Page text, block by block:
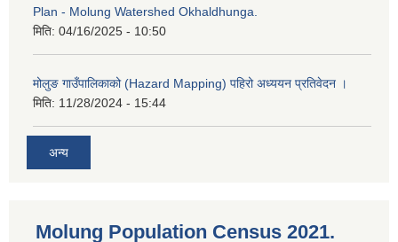
Plan - Molung Watershed Okhaldhunga.
मिति: 04/16/2025 - 10:50
मोलुङ गाउँपालिकाको (Hazard Mapping) पहिरो अध्ययन प्रतिवेदन ।
मिति: 11/28/2024 - 15:44
अन्य
Molung Population Census 2021.